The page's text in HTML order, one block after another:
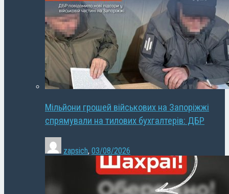
Мільйони грошей військових на Запоріжжі
спрямували на тилових бухгалтерів: ДБР
zapsich, 03/08/2026